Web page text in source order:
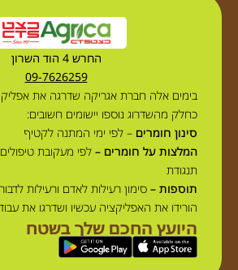
החרש 4 הוד השרון
09-7626259
בימים אלה חברת אגריקה שדרגה את
כחלק מהשדרוג נוספו יישומים חשובים:
סינון חומרים – לפי ימי המתנה לקטיף
המלצות על חומרים – לפי מעקובת
תנגודת
תוספות – סימון רעילות לאדם ורעילות
הורידו את האפליקציה עכשיו ושדרגו את
היועץ החכם שלך בשטח